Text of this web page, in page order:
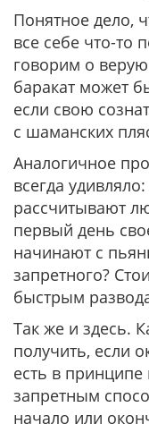
Понятное дело,
все себе что-то
говорим о
баракат может
если свою
с шаманских
Аналогичное
всегда
рассчитывают
первый день
начинают с
запретного?
быстрым
Так же и здесь.
получить, если
есть в принципе
запретным
начало или